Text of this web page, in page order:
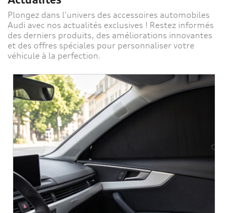
Plongez dans l'univers des accessoires automobiles
Audi avec nos actualités exclusives ! Restez informés
des derniers produits, des améliorations innovantes
et des offres spéciales pour personnaliser votre
véhicule à la perfection.